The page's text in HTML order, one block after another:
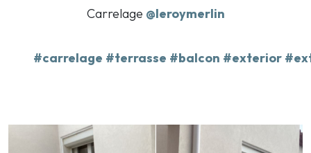
Carrelage @leroymerlin
#carrelage #terrasse #balcon #exterior